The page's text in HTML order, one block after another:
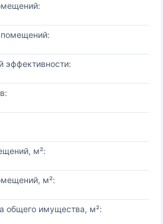
эффективности:
м²:
м²:
общего имущества, м²: